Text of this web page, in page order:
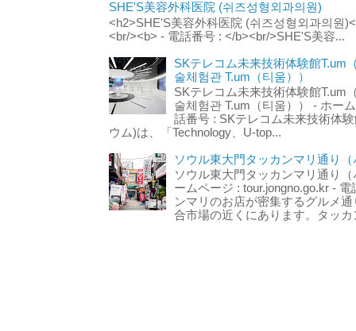
SHE'S美容外科医院 (쉬즈성형외과의원)
<h2>SHE'S美容外科医院 (쉬즈성형외과의원
<br/><b> - 電話番号 : </b><br/>SHE'S美容...
SKテレコム未来技術体験館T.um
술체험관 T.um（티움））
SKテレコム未来技術体験館T.um
술체험관 T.um（티움）） - ホー
話番号 : SKテレコム未来技術体
ウム)は、「Technology、U-top...
ソウル東大門タッカンマリ通り
ソウル東大門タッカンマリ通り
ームページ : tour.jongno.go.kr -
ンマリのお店が密集するグルメ
合市場の近くにあります。タッ